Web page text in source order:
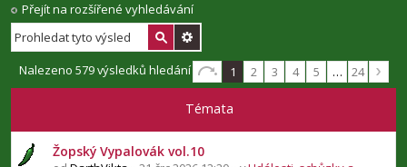
Přejít na rozšířené vyhledávání
Nalezeno 579 výsledků hledání 1 2 3 4 5 … 24
Témata
Žopský Vypalovák vol.10